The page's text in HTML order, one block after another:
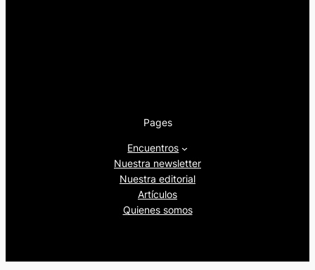
Pages
Encuentros
Nuestra newsletter
Nuestra editorial
Artículos
Quienes somos